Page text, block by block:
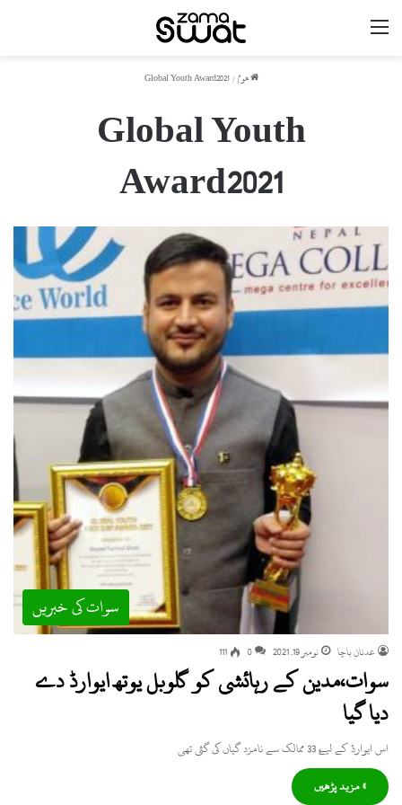
ھوم /
Global Youth Award2021
Global Youth
Award2021
سوات کی خبریں
عدنان باچا نومبر 19, 2021 0
111
سوات،مدین کے رہائشی کو گلوبل یوتھ ایوارڈ دے
دیا گیا
اس ایوارڈ کے لیۓ 33 ممالک سے نامزد گیاں کی گئی تھی
» مزید پڑھیں